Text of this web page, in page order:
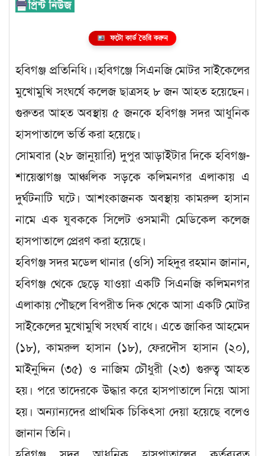
ফটো কার্ড তৈরি করুন
হবিগঞ্জ প্রতিনিধি।।হবিগঞ্জে সিএনজি মোটর সাইকেলের
মুখোমুখি সংঘর্ষে কলেজ ছাত্রসহ ৮ জন আহত হয়েছেন।
গুরুতর আহত অবস্থায় ৫ জনকে হবিগঞ্জ সদর আধুনিক
হাসপাতালে ভর্তি করা হয়েছে।
সোমবার (২৮ জানুয়ারি) দুপুর আড়াইটার দিকে হবিগঞ্জ-
শায়েস্তাগঞ্জ আঞ্চলিক সড়কে কলিমনগর এলাকায় এ
দুর্ঘটনাটি ঘটে। আশংকাজনক অবস্থায় কামরুল হাসান
নামে এক যুবককে সিলেট ওসমানী মেডিকেল কলেজ
হাসপাতালে প্রেরণ করা হয়েছে।
হবিগঞ্জ সদর মডেল থানার (ওসি) সহিদুর রহমান জানান,
হবিগঞ্জ থেকে ছেড়ে যাওয়া একটি সিএনজি কলিমনগর
এলাকায় পৌছলে বিপরীত দিক থেকে আসা একটি মোটর
সাইকেলের মুখোমুখি সংঘর্ষ বাধে। এতে জাকির আহমেদ
(১৮), কামরুল হাসান (১৮), ফেরদৌস হাসান (২০),
মাইনুদ্দিন (৩৫) ও নাজিম চৌধুরী (২৩) গুরুত্ব আহত
হয়। পরে তাদেরকে উদ্ধার করে হাসপাতালে নিয়ে আসা
হয়। অন্যান্যদের প্রাথমিক চিকিৎসা দেয়া হয়েছে বলেও
জানান তিনি।